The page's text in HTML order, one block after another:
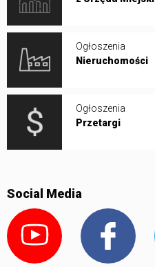
Ogłoszenia
Nieruchomości
Ogłoszenia
Przetargi
Social Media